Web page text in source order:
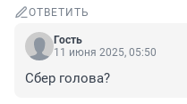
ОТВЕТИТЬ
Гость
11 июня 2025, 05:50
Сбер голова?